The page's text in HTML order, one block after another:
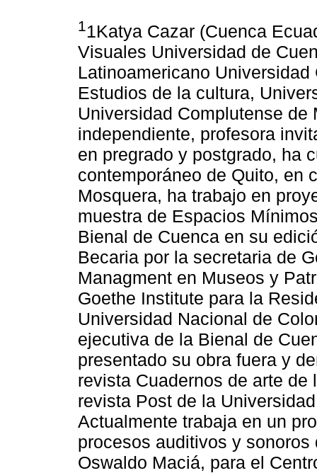
11Katya Cazar (Cuenca
Visuales Universidad de
Latinoamericano
Estudios de la cultura,
Universidad Complutense de
independiente, profesora
en pregrado y postgrado, ha
contemporáneo de Quito, en
Mosquera, ha trabajo en
muestra de Espacios
Bienal de Cuenca en su
Becaria por la secretaria de
Managment en Museos y
Goethe Institute para la
Universidad Nacional de
ejecutiva de la Bienal de
presentado su obra fuera y
revista Cuadernos de arte
revista Post de la
Actualmente trabaja en un
procesos auditivos y
Oswaldo Maciá, para el